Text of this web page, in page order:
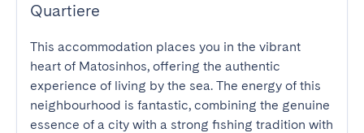
Quartiere
This accommodation places you in the vibrant
heart of Matosinhos, offering the authentic
experience of living by the sea. The energy of this
neighbourhood is fantastic, combining the genuine
essence of a city with a strong fishing tradition with